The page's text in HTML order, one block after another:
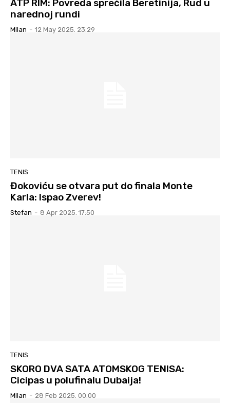
ATP RIM: Povreda sprečila Beretinija, Rud u
narednoj rundi
Milan - 12 May 2025. 23:29
TENIS
Đokoviću se otvara put do finala Monte
Karla: Ispao Zverev!
Stefan - 8 Apr 2025. 17:50
TENIS
SKORO DVA SATA ATOMSKOG TENISA:
Cicipas u polufinalu Dubaija!
Milan - 28 Feb 2025. 00:00